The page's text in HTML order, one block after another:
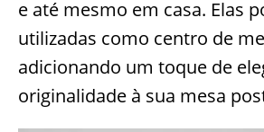
e até mesmo em casa. Elas
utilizadas como centro de
adicionando um toque de
originalidade à sua mesa